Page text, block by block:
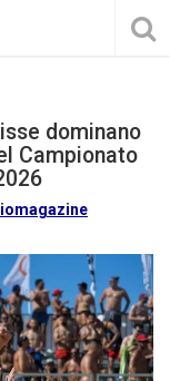
dominano
Campionato